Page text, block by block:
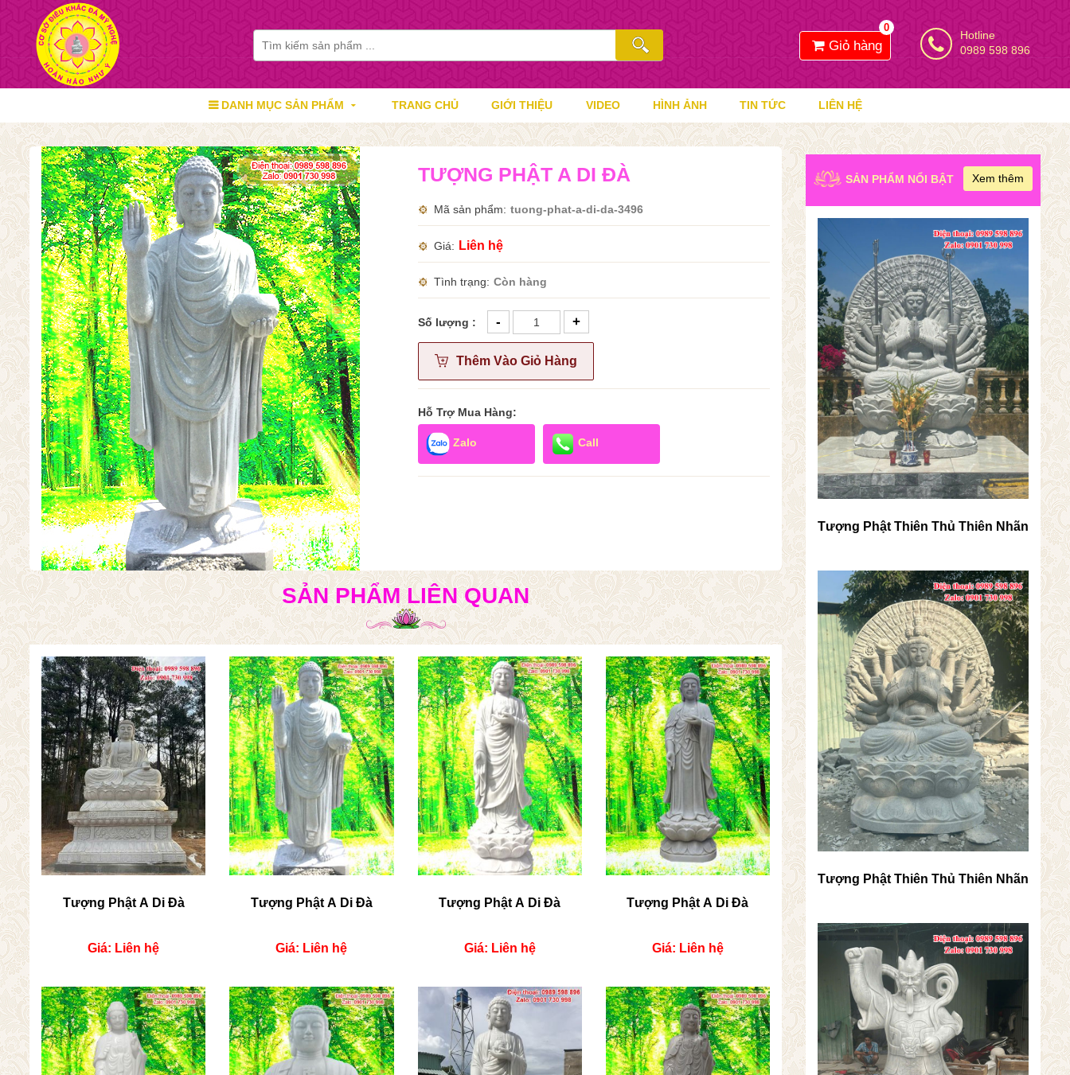
Giỏ hàng
0
Hotline
0989 598 896
DANH MỤC SẢN PHẨM TRANG CHỦ GIỚI THIỆU VIDEO HÌNH ẢNH TIN TỨC LIÊN HỆ
TƯỢNG PHẬT A DI ĐÀ
Mã sản phẩm tuong-phat-a-di-da-3496
Giá Liên hệ
Tình trạng Còn hàng
Số lượng : - +
Thêm Vào Giỏ Hàng
Hỗ Trợ Mua Hàng:
Zalo Call
SẢN PHẨM LIÊN QUAN
Tượng Phật A Di Đà
Giá: Liên hệ
Tượng Phật A Di Đà
Giá: Liên hệ
Tượng Phật A Di Đà
Giá: Liên hệ
Tượng Phật A Di Đà
Giá: Liên hệ
SẢN PHẨM NỔI BẬT
Tượng Phật Thiên Thủ Thiên Nhãn
Tượng Phật Thiên Thủ Thiên Nhãn
Xem thêm